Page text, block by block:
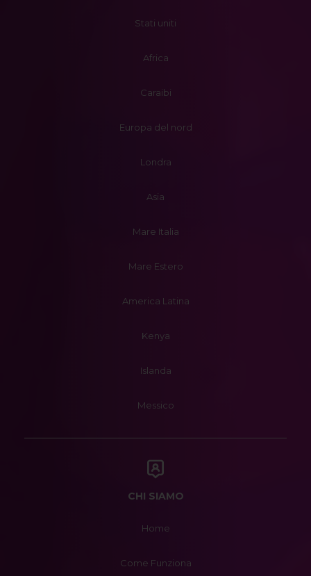
Stati uniti
Africa
Caraibi
Europa del nord
Londra
Asia
Mare Italia
Mare Estero
America Latina
Kenya
Islanda
Messico
CHI SIAMO
Home
Come Funziona